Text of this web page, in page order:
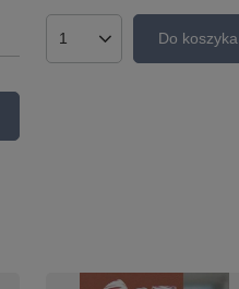
Ilość produktówDo koszyka